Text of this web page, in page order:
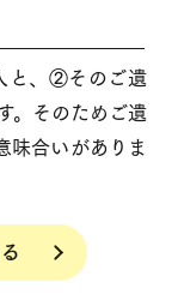
と、②そのご遺
。そのためご遺
味合いがありま